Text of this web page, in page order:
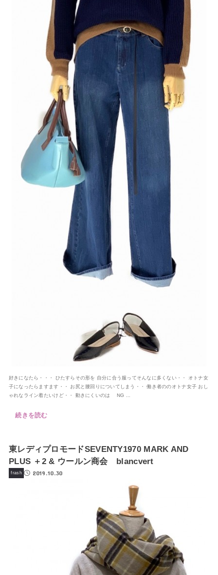
好きになたら・・・ ひたすらその形を 自分に合う服ってそんなに多くない・・ オトナ女
子になったらますます・・ お尻と腰回りについてしまう・・ 働き者ののオトナ女子 おし
ゃれなライン着たいけど・・ 動きにくいのは NG ...
続きを読む
東レディプロモードSEVENTY1970 MARK AND
PLUS ＋2 & ウールン商会 blancvert
frash 2019.10.30